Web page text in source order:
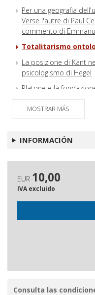
Per una geografia
Verse l'autre di Paul
commento di
Totalitarismo
La posizione di Kant
psicologismo di Hegel
Platone e la
Hölderlin : l'unità della
Recensioni e discussioni
MOSTRAR MÁS
INFORMACIÓN
EUR 10,00
IVA excluido
Consulta las